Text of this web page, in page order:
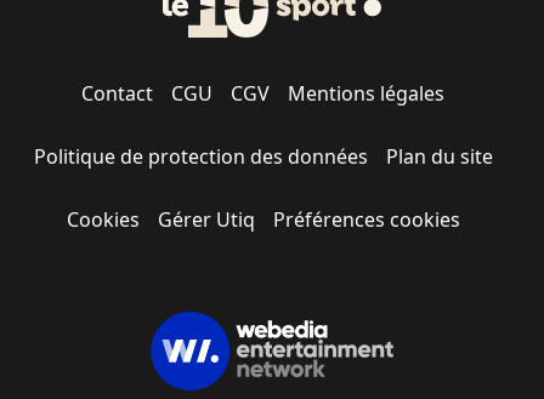
Contact CGU CGV Mentions légales
Politique de protection des données Plan du site
Cookies Gérer Utiq Préférences cookies